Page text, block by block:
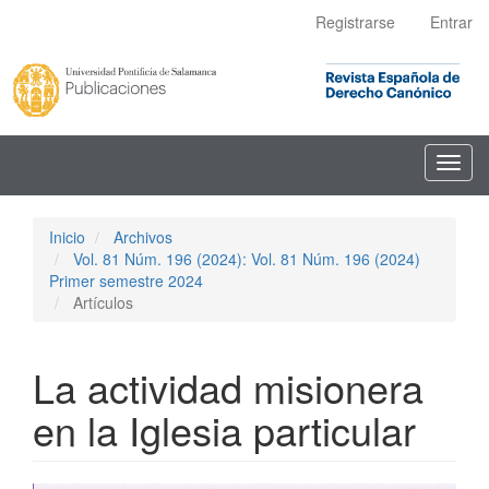
principal
Barra
lateral
Registrarse Entrar
Inicio
Archivos
Vol. 81 Núm. 196 (2024): Vol. 81 Núm. 196 (2024)
Primer semestre 2024
Artículos
La actividad misionera
en la Iglesia particular